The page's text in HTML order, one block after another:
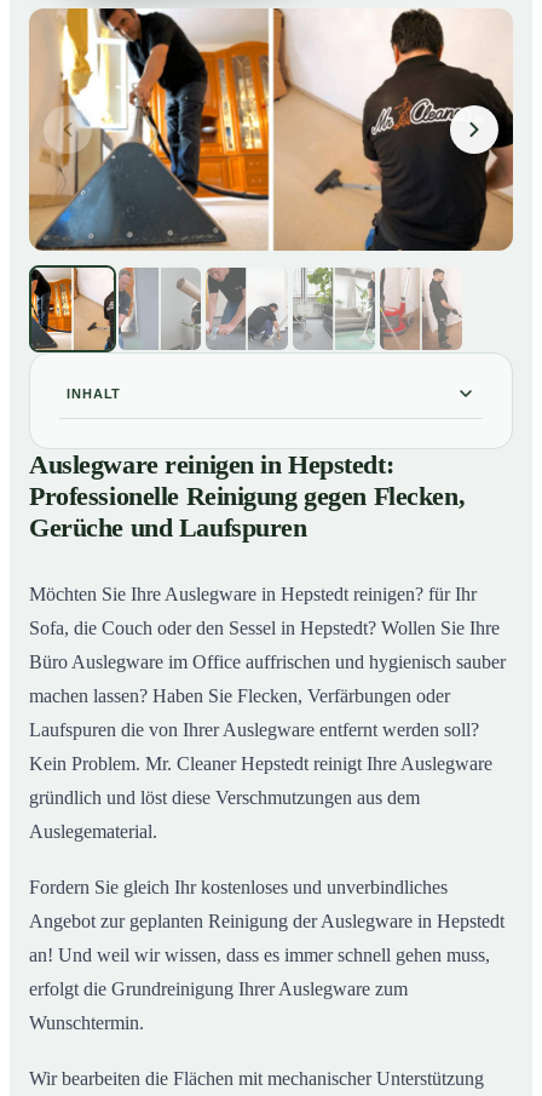
INHALT
01 Auslegware reinigen in Hepstedt: Professionelle
Reinigung gegen Flecken, Gerüche und Laufspuren
02 So wird Auslegware in Hepstedt professionell gereinigt
Auslegware reinigen in Hepstedt:
Professionelle Reinigung gegen Flecken,
Gerüche und Laufspuren
Möchten Sie Ihre Auslegware in Hepstedt reinigen? für Ihr
Sofa, die Couch oder den Sessel in Hepstedt? Wollen Sie Ihre
Büro Auslegware im Office auffrischen und hygienisch sauber
machen lassen? Haben Sie Flecken, Verfärbungen oder
Laufspuren die von Ihrer Auslegware entfernt werden soll?
Kein Problem. Mr. Cleaner Hepstedt reinigt Ihre Auslegware
gründlich und löst diese Verschmutzungen aus dem
Auslegematerial.
Fordern Sie gleich Ihr kostenloses und unverbindliches
Angebot zur geplanten Reinigung der Auslegware in Hepstedt
an! Und weil wir wissen, dass es immer schnell gehen muss,
erfolgt die Grundreinigung Ihrer Auslegware zum
Wunschtermin.
Wir bearbeiten die Flächen mit mechanischer Unterstützung